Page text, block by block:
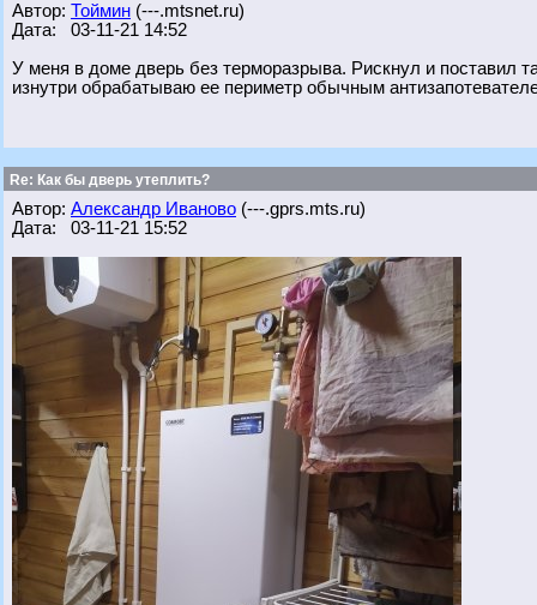
Автор: Тоймин (---.mtsnet.ru)
Дата: 03-11-21 14:52
У меня в доме дверь без терморазрыва. Рискнул и поставил
изнутри обрабатываю ее периметр обычным
Re: Как бы дверь утеплить?
Автор: Александр Иваново (---.gprs.mts.ru)
Дата: 03-11-21 15:52